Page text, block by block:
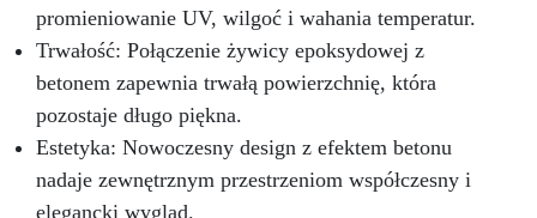
promieniowanie UV, wilgoć i wahania temperatur.
Trwałość: Połączenie żywicy epoksydowej z
betonem zapewnia trwałą powierzchnię, która
pozostaje długo piękna.
Estetyka: Nowoczesny design z efektem betonu
nadaje zewnętrznym przestrzeniom współczesny i
elegancki wygląd.